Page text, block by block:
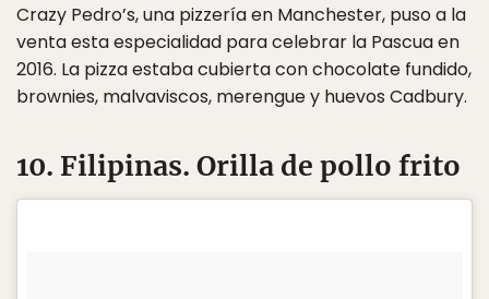
Crazy Pedro’s, una pizzería en Manchester, puso a la
venta esta especialidad para celebrar la Pascua en
2016. La pizza estaba cubierta con chocolate fundido,
brownies, malvaviscos, merengue y huevos Cadbury.
10. Filipinas. Orilla de pollo frito